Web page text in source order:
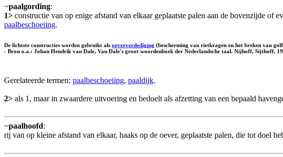
~paalgording:
1> constructie van op enige afstand van elkaar geplaatste palen aan de bovenzijde of
paalbeschoeiing.
De lichtste constructies worden gebruikt als oeververdediging (bescherming van rietkragen en het breken van
- Bron o.a.: Johan Hendrik van Dale, Van Dale's groot woordenboek der Nederlandsche taal. Nijhoff, Sijthoff,
Gerelateerde termen: paalbeschoeiing, paaldijk.
2> als 1, maar in zwaardere uitvoering en bedoelt als afzetting van een bepaald
~paalhoofd:
rij van op kleine afstand van elkaar, haaks op de oever, geplaatste palen, die tot doel